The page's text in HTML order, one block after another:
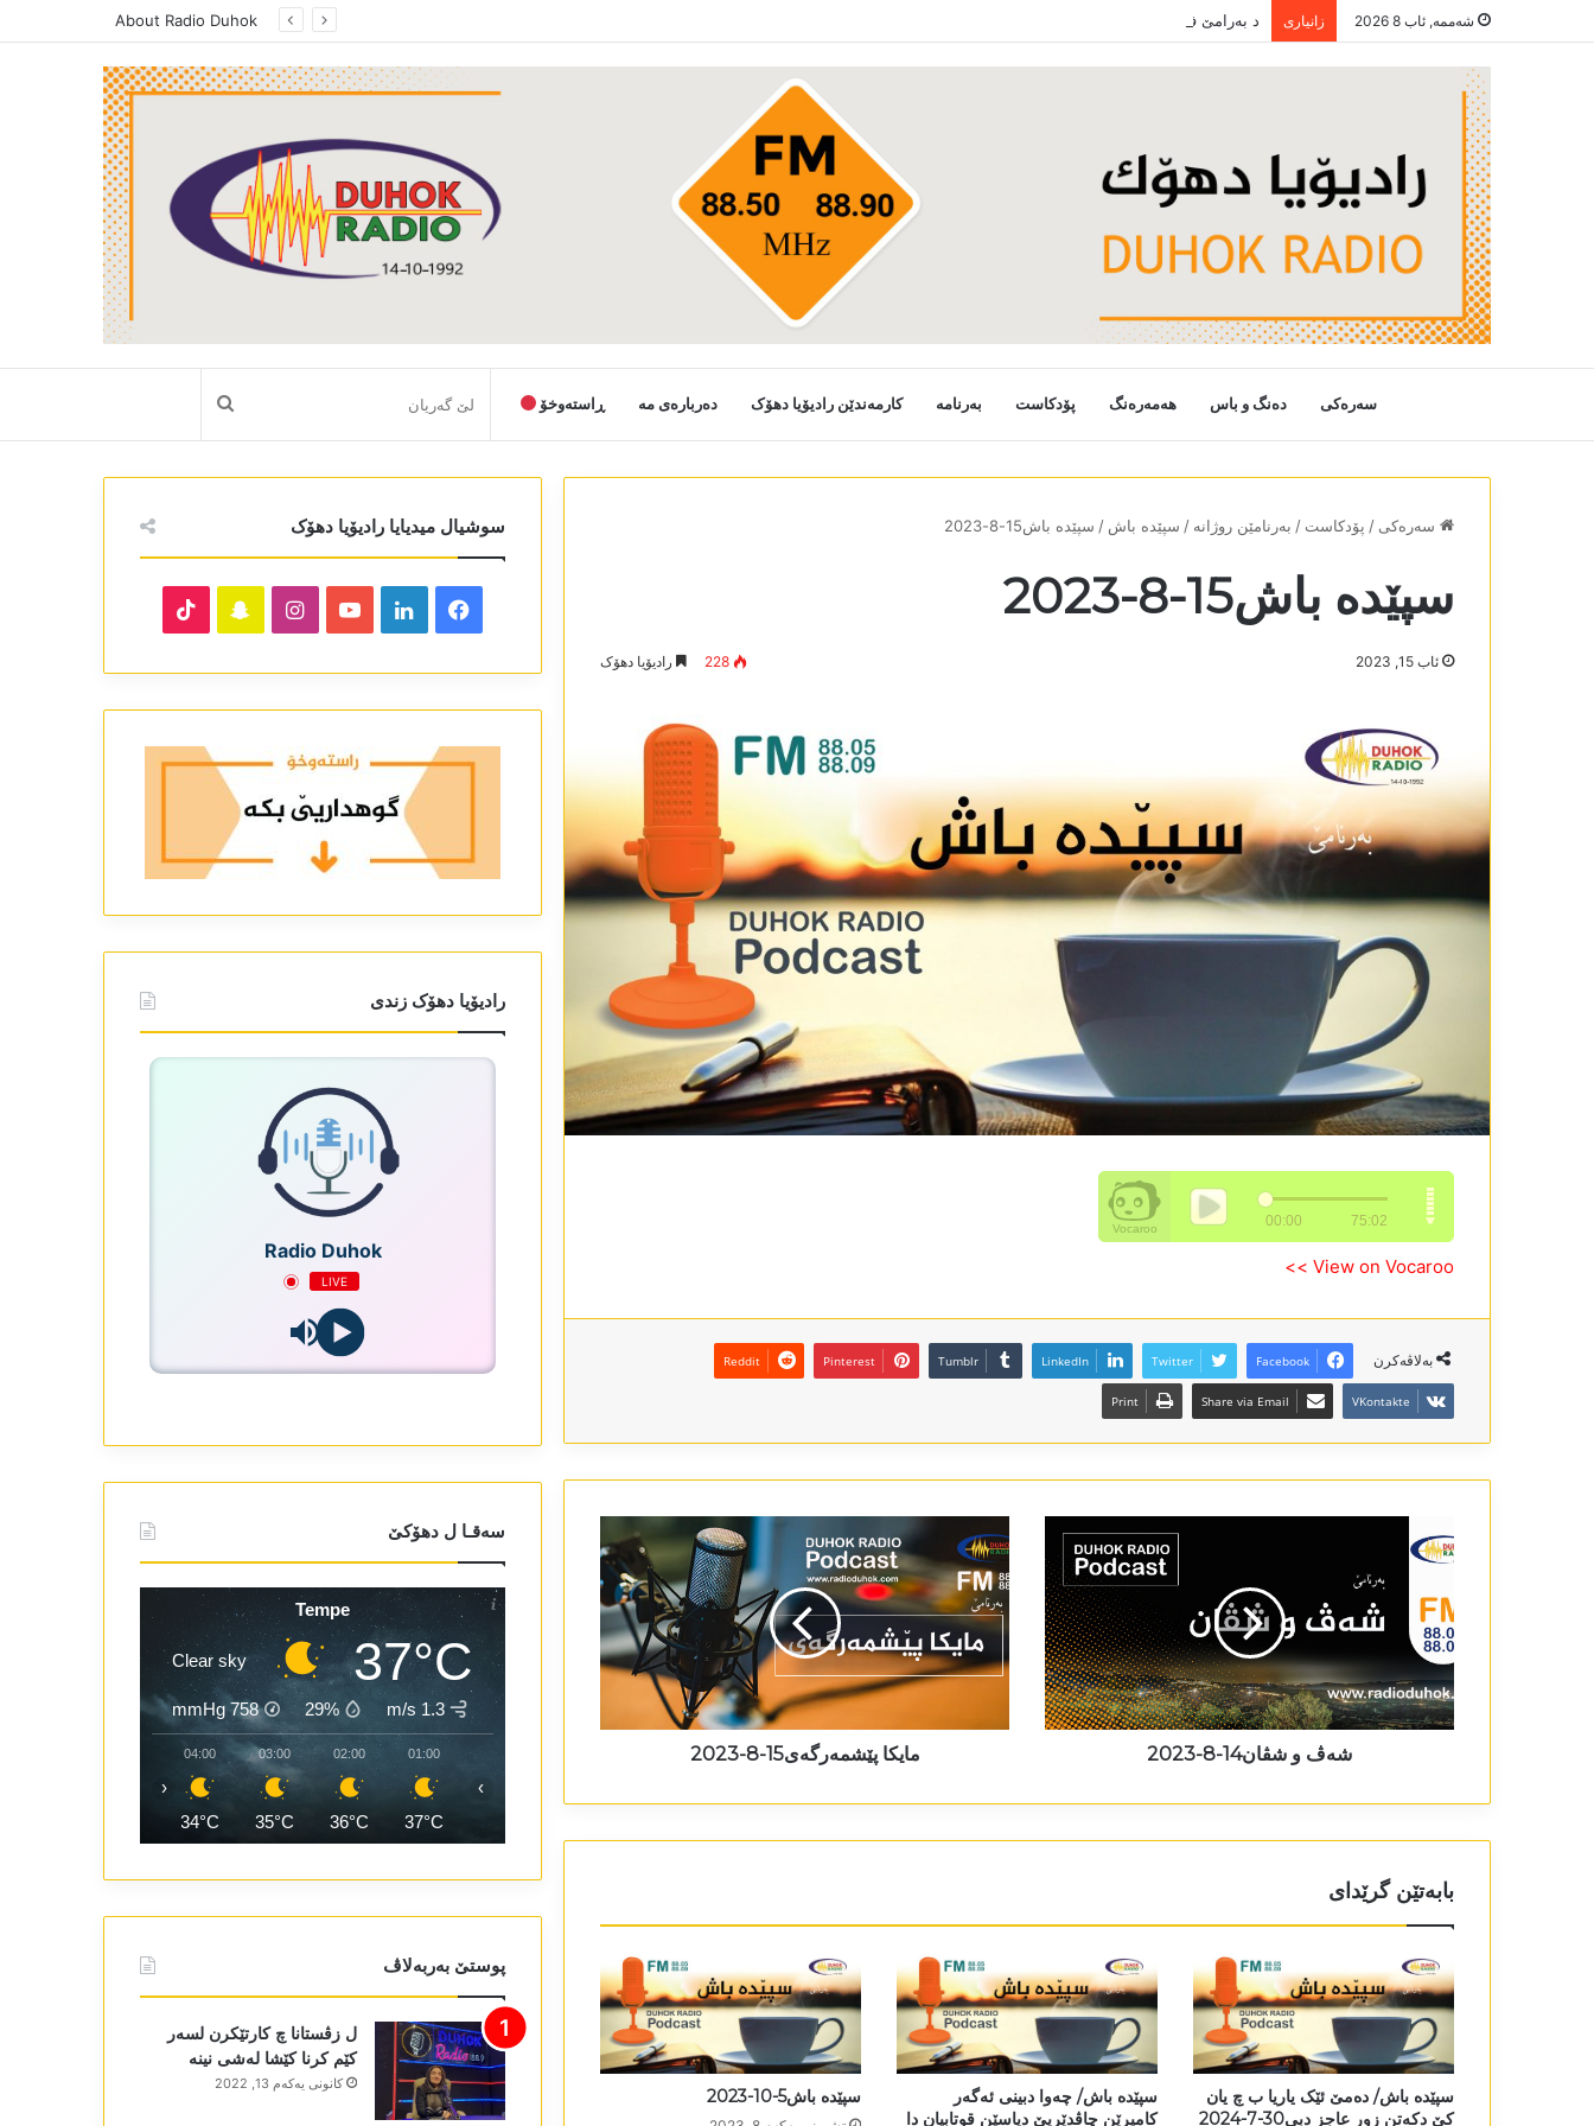
شەممە, ئاب 8 2026 زانیاری About Radio Duhok
سەرەکی دەنگ و باس هەمەرەنگ پۆدکاست بەرنامە کارمەندێن رادیۆیا دھۆک دەربارەی مە ڕاستەوخۆ لێ
گەریان
سەرەکی / پۆدکاست / بەرنامێن روژانە / سپێدە باش / سپێدە باش15-8-2023
سپێدە باش15-8-2023
ئاب 15, 2023 228 رادیۆیا دھۆک
View on Vocaroo >>
بەلاڤەکرن Facebook
Twitter
LinkedIn
Tumblr
Pinterest
Reddit
VKontakte
Share via Email
Print
شەڤ و شڤان14-8-2023 مایکا پێشمەرگەی15-8-2023
بابەتێن گرێدای
سپێدە باش/ دەمێ ئێک یاریا ب چ یان
کێ دکەتن زور عاجز دبی30-7-2024
سپێدە باش/ چەوا دبینی ئەگەر
کامیرێن چاڤدێریێ دپاسێن قوتابیان دا
سپێدە باش5-10-2023
سوشیال میدیایا رادیۆیا دھۆک
Facebook
LinkedIn
YouTube
Instagram
Snapchat
رادیۆیا دھۆک زندی
Radio Duhok
LIVE
سەقـا ل دھۆکێ
Tempe
37°C
Clear sky
1.3 m/s
29%
758
mmHg
01:00
37°C
02:00
36°C
03:00
35°C
04:00
34°C
‹ ›
پوستێ بەربەلاڤ
ل زڤستانا چ کارتێکرن لسەر
کێم کرنا کێشا لەشی نینە
كانونی یه‌كه‌م 13, 2022